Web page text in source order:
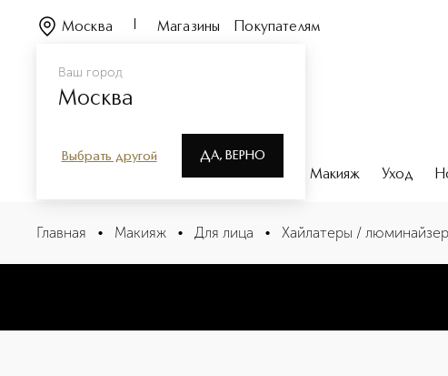
Ваш город
Москва
Выбрать другой ДА, ВЕРНО
Москва Магазины Покупателям
Парфюмерия Макияж Уход
Dior Forever Glow Luminizer Хайлайтер для лица
Описание
Характеристики
Главная • Макияж • Для лица • Хайлатеры /